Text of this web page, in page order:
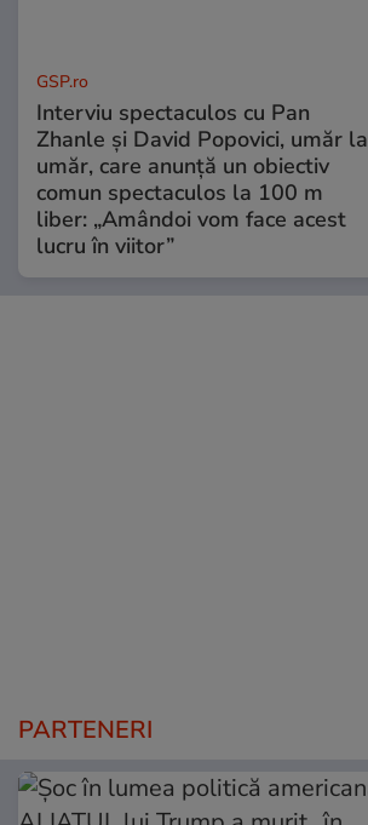
GSP.ro
Interviu spectaculos cu Pan
Zhanle și David Popovici, umăr la
umăr, care anunță un obiectiv
comun spectaculos la 100 m
liber: „Amândoi vom face acest
lucru în viitor”
PARTENERI